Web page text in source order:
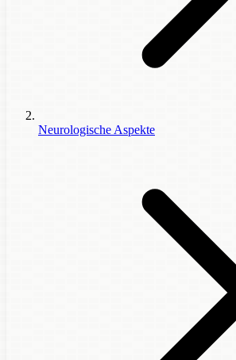
Neurologische Aspekte